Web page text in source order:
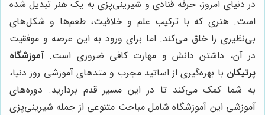
در دنیای امروز، حرفه قنادی و شیرینی‌پزی به یک هنر تبدیل شده
است. هنری که با ترکیب علم و خلاقیت، طعم‌ها و شکل‌های
بی‌نظیری را خلق می‌کند. اما برای ورود به این عرصه و موفقیت
در آن، داشتن دانش و مهارت کافی ضروری است.آموزشگاه
پرتیکان با بهره‌گیری از اساتید مجرب و متدهای آموزشی روز دنیا،
به شما کمک می‌کند تا در این مسیر قدم بردارید. دوره‌های
آموزشی این آموزشگاه شامل مباحث متنوعی از جمله شیرینی‌پزی